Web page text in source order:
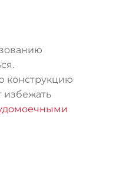
конструкцию
избежать